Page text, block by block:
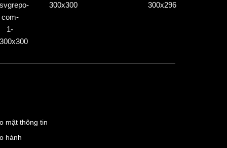
mật thông tin
hành